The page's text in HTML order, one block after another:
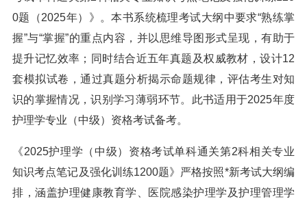
0题（2025年）》。本书系统梳理考试大纲中要求“熟练掌
握”与“掌握”的重点内容，并以思维导图形式呈现，有助于
提升记忆效率；同时结合近五年真题及权威教材，设计12
套模拟试卷，通过真题分析揭示命题规律，评估考生对知
识的掌握情况，识别学习薄弱环节。此书适用于2025年度
护理学专业（中级）资格考试备考。
《2025护理学（中级）资格考试单科通关第2科相关专业
知识考点笔记及强化训练1200题》严格按照*新考试大纲编
排，涵盖护理健康教育学、医院感染护理学及护理管理学